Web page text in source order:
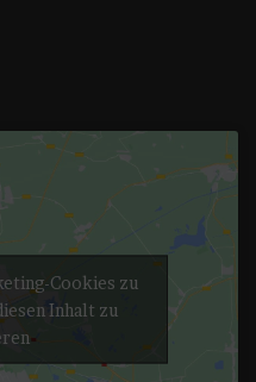
Cookies zu
Inhalt zu